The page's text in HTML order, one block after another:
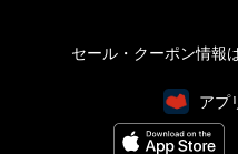
セール・クーポン情報
アプ